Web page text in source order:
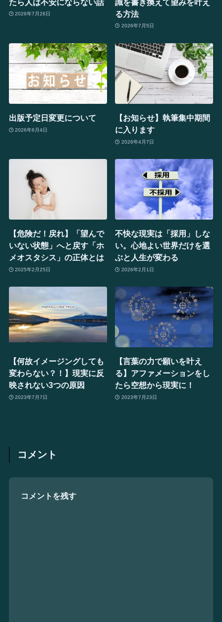
たら人は不安にならない話
2026年7月26日
識を書き換えて望みを叶え
る方法
2026年7月5日
出版予定日変更について
2026年6月4日
【お知らせ】執筆集中期間
に入ります
2026年4月7日
【危険だ！戻れ】「望んで
いない状態」へと戻す「ホ
メオスタシス」の正体とは
2025年2月25日
不快な現実は「採用」しな
い。心地よい世界だけを選
ぶと人生が変わる
2026年2月1日
【何故イメージングしても
変わらない？！】現実に反
映されない3つの原因
2023年7月7日
【言葉の力で願いを叶え
る】アファメーションをし
たら空想から現実に！
2023年7月23日
コメント
コメントを残す